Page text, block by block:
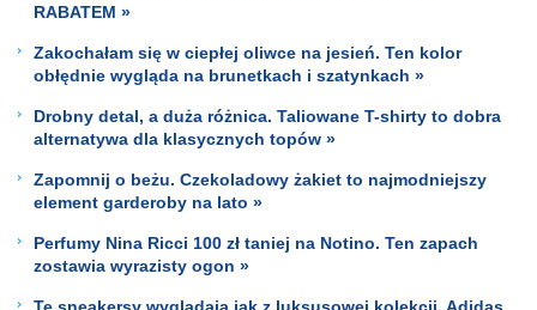
RABATEM »
Zakochałam się w ciepłej oliwce na jesień. Ten kolor
obłędnie wygląda na brunetkach i szatynkach »
Drobny detal, a duża różnica. Taliowane T-shirty to dobra
alternatywa dla klasycznych topów »
Zapomnij o beżu. Czekoladowy żakiet to najmodniejszy
element garderoby na lato »
Perfumy Nina Ricci 100 zł taniej na Notino. Ten zapach
zostawia wyrazisty ogon »
Te sneakersy wyglądają jak z luksusowej kolekcji. Adidas